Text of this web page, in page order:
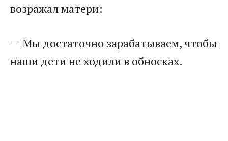
возражал матери:
— Мы достаточно зарабатываем, чтобы
наши дети не ходили в обносках.